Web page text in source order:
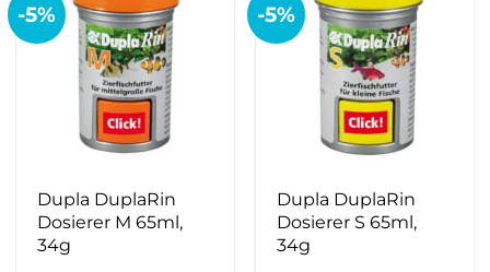
-5%
Dupla DuplaRin
Dosierer M 65ml,
34g
-5%
Dupla DuplaRin
Dosierer S 65ml,
34g